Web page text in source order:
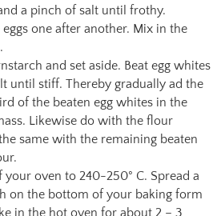
a pinch of salt until frothy.
one after another. Mix in the
and set aside. Beat egg whites
until stiff. Thereby gradually ad the
of the beaten egg whites in the
Likewise do with the flour
same with the remaining beaten
your oven to 240-250° C. Spread a
on the bottom of your baking form
in the hot oven for about 2 – 3